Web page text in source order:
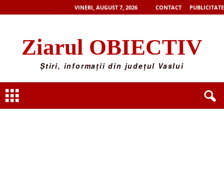
VINERI, AUGUST 7, 2026 CONTACT PUBLICITATE
Ziarul OBIECTIV
Știri, informații din județul Vaslui